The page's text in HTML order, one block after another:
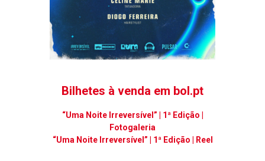
Bilhetes à venda em bol.pt
“Uma Noite Irreversível” | 1ª Edição |
Fotogaleria
“Uma Noite Irreversível” | 1ª Edição | Reel